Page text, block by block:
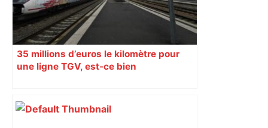
35 millions d’euros le kilomètre pour
une ligne TGV, est-ce bien